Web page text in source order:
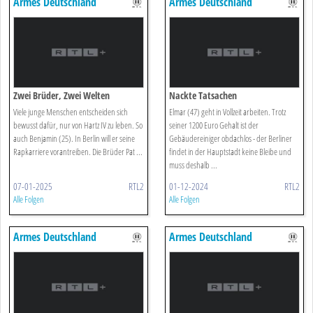
Zwei Brüder, Zwei Welten
Viele junge Menschen entscheiden sich
bewusst dafür, nur von Hartz IV zu leben. So
auch Benjamin (25). In Berlin will er seine
Rapkarriere vorantreiben. Die Brüder Pat ...
07-01-2025 RTL2
Alle Folgen
Nackte Tatsachen
Elmar (47) geht in Vollzeit arbeiten. Trotz
seiner 1200 Euro Gehalt ist der
Gebäudereiniger obdachlos - der Berliner
findet in der Hauptstadt keine Bleibe und
muss deshalb ...
01-12-2024 RTL2
Alle Folgen
Armes Deutschland Armes Deutschland